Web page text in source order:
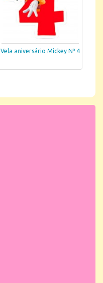
Vela aniversário Mickey Nº 4